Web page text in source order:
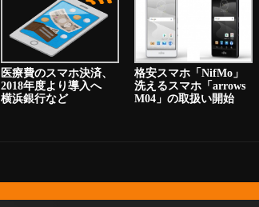
医療費のスマホ決済、
2018年度より導入へ
横浜銀行など
格安スマホ「NifMo」
洗えるスマホ「arrows
M04」の取扱い開始